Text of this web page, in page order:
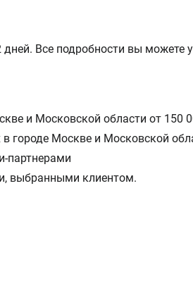
Все подробности вы можете
и Московской области от 150
городе Москве и Московской
партнерами
выбранными клиентом.